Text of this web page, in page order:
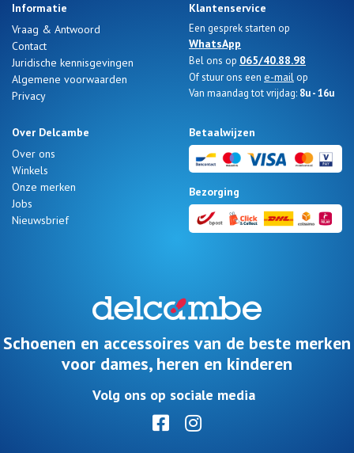
Informatie
Vraag & Antwoord
Contact
Juridische kennisgevingen
Algemene voorwaarden
Privacy
Klantenservice
Een gesprek starten op
WhatsApp
Bel ons op 065/40.88.98
Of stuur ons een e-mail op
Van maandag tot vrijdag: 8u - 16u
Over Delcambe
Over ons
Winkels
Onze merken
Jobs
Nieuwsbrief
Betaalwijzen
Bezorging
Schoenen en accessoires van de beste merken
voor dames, heren en kinderen
Volg ons op sociale media